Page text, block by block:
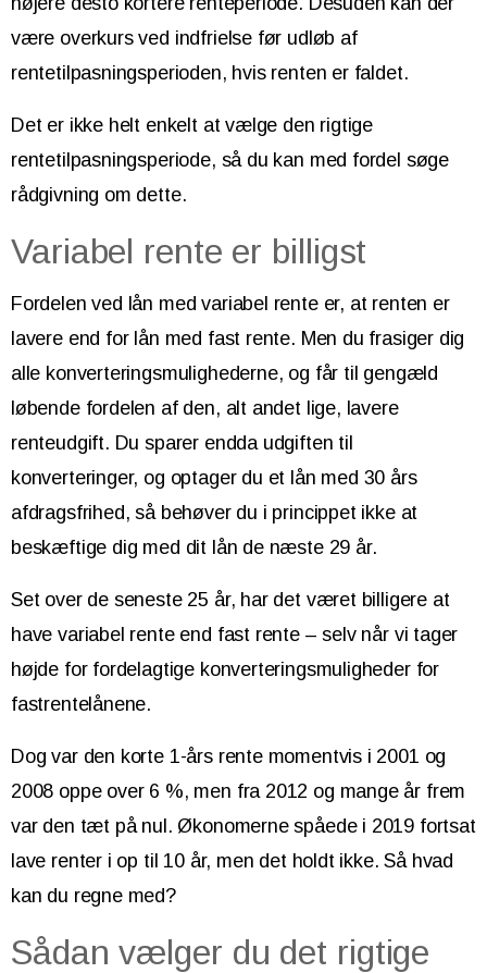
være overkurs ved indfrielse før udløb af
rentetilpasningsperioden, hvis renten er faldet.
Det er ikke helt enkelt at vælge den rigtige
rentetilpasningsperiode, så du kan med fordel søge
rådgivning om dette.
Variabel rente er billigst
Fordelen ved lån med variabel rente er, at renten er
lavere end for lån med fast rente. Men du frasiger dig
alle konverteringsmulighederne, og får til gengæld
løbende fordelen af den, alt andet lige, lavere
renteudgift. Du sparer endda udgiften til
konverteringer, og optager du et lån med 30 års
afdragsfrihed, så behøver du i princippet ikke at
beskæftige dig med dit lån de næste 29 år.
Set over de seneste 25 år, har det været billigere at
have variabel rente end fast rente – selv når vi tager
højde for fordelagtige konverteringsmuligheder for
fastrentelånene.
Dog var den korte 1-års rente momentvis i 2001 og
2008 oppe over 6 %, men fra 2012 og mange år frem
var den tæt på nul. Økonomerne spåede i 2019 fortsat
lave renter i op til 10 år, men det holdt ikke. Så hvad
kan du regne med?
Sådan vælger du det rigtige